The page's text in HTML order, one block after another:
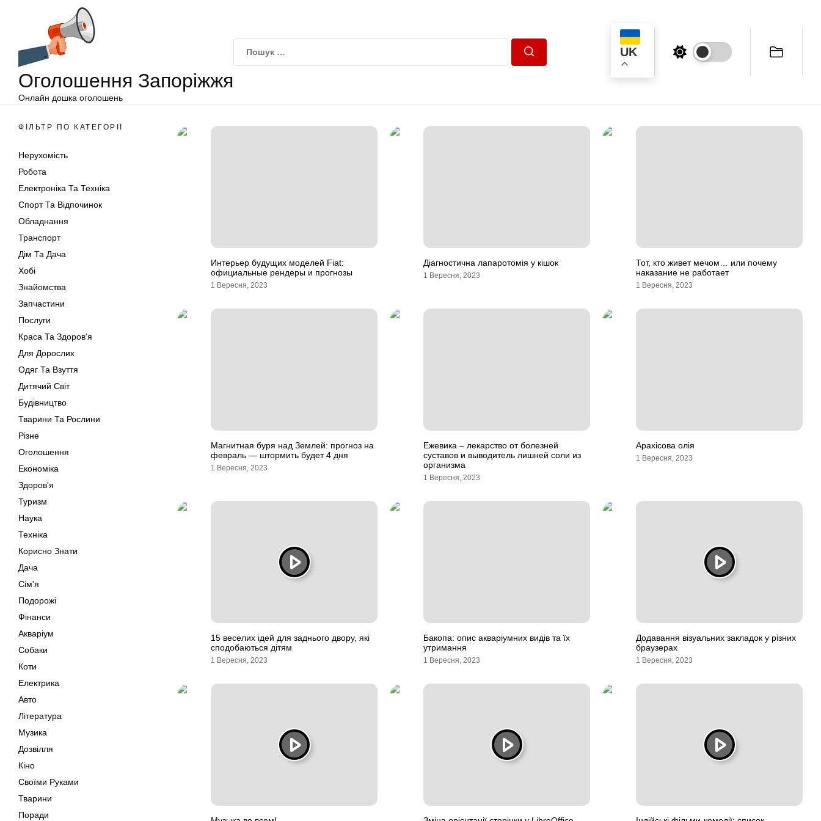
Оголошення Запоріжжя
Онлайн дошка оголошень
UK
ФІЛЬТР ПО КАТЕГОРІЇ
Нерухомість
Робота
Електроніка Та Техніка
Спорт Та Відпочинок
Обладнання
Транспорт
Дім Та Дача
Хобі
Знайомства
Запчастини
Послуги
Краса Та Здоров'я
Для Дорослих
Одяг Та Взуття
Дитячий Світ
Будівництво
Тварини Та Рослини
Різне
Оголошення
Економіка
Здоров'я
Туризм
Наука
Техніка
Корисно Знати
Дача
Сім'я
Подорожі
Фінанси
Акваріум
Собаки
Коти
Електрика
Авто
Література
Музика
Дозвілля
Кіно
Своїми Руками
Тварини
Поради
Интерьер будущих моделей Fiat:
официальные рендеры и прогнозы
1 Вересня, 2023
Діагностична лапаротомія у кішок
1 Вересня, 2023
Тот, кто живет мечом… или почему
наказание не работает
1 Вересня, 2023
Магнитная буря над Землей: прогноз на
февраль — штормить будет 4 дня
1 Вересня, 2023
Ежевика – лекарство от болезней
суставов и выводитель лишней соли из
организма
1 Вересня, 2023
Арахісова олія
1 Вересня, 2023
15 веселих ідей для заднього двору, які
сподобаються дітям
1 Вересня, 2023
Бакопа: опис акваріумних видів та їх
утримання
1 Вересня, 2023
Додавання візуальних закладок у різних
браузерах
1 Вересня, 2023